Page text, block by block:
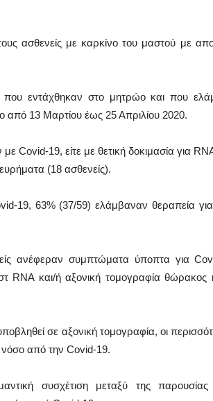
ασθενείς με καρκίνο του μαστού με
εντάχθηκαν στο μητρώο και που
από 13 Μαρτίου έως 25 Απριλίου 2020.
Covid-19, είτε με θετική δοκιμασία για
(18 ασθενείς).
19, 63% (37/59) ελάμβαναν θεραπεία για
ανέφεραν συμπτώματα ύποπτα για
RNA και/ή αξονική τομογραφία θώρακος
σε αξονική τομογραφία, οι
νόσο από την Covid-19.
συσχέτιση μεταξύ της